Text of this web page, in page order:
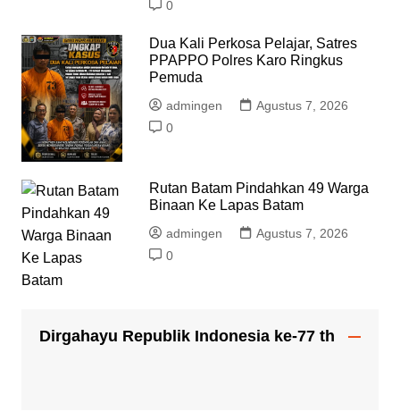
0
Dua Kali Perkosa Pelajar, Satres
PPAPPO Polres Karo Ringkus
Pemuda
admingen
Agustus 7, 2026
0
Rutan Batam Pindahkan 49 Warga
Binaan Ke Lapas Batam
admingen
Agustus 7, 2026
0
Dirgahayu Republik Indonesia ke-77 th